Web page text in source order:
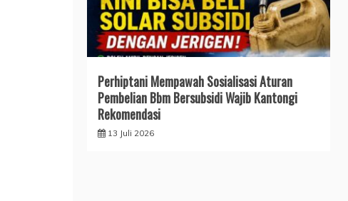
Perhiptani Mempawah Sosialisasi Aturan
Pembelian Bbm Bersubsidi Wajib Kantongi
Rekomendasi
13 Juli 2026